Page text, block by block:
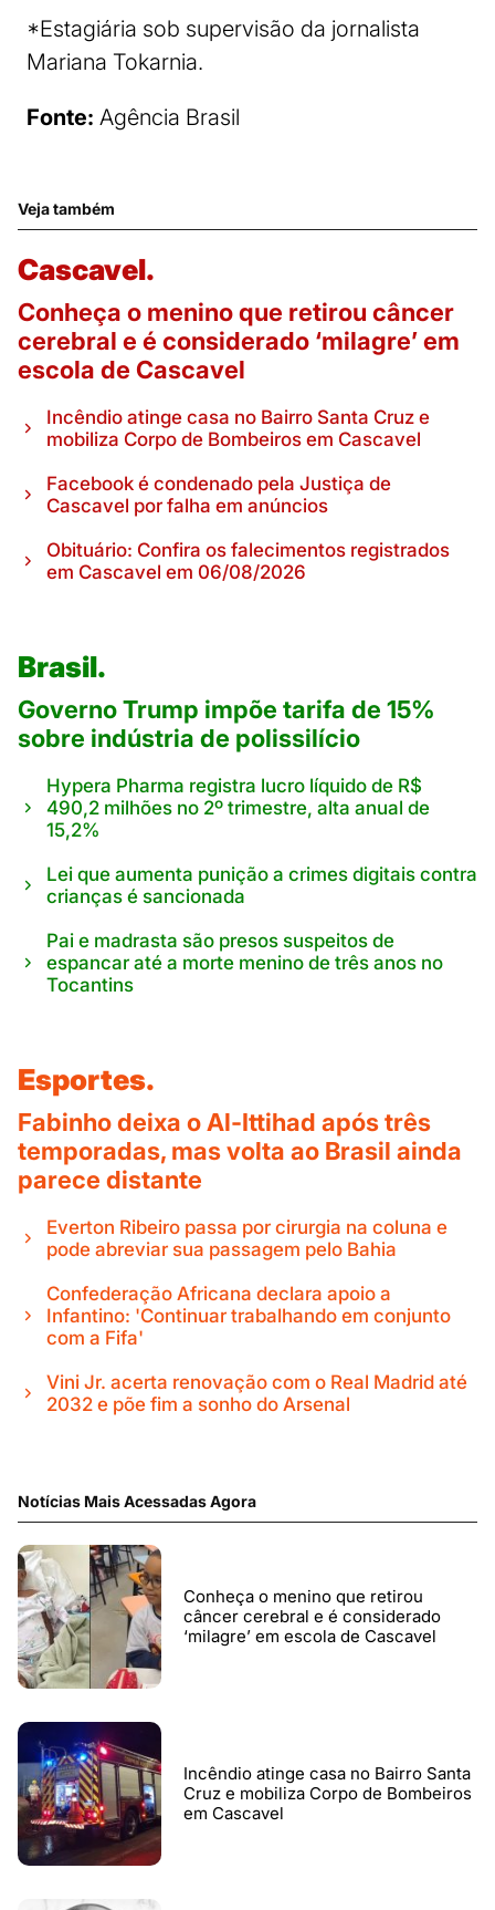
*Estagiária sob supervisão da jornalista
Mariana Tokarnia.
Fonte: Agência Brasil
Veja também
Cascavel.
Conheça o menino que retirou câncer
cerebral e é considerado ‘milagre’ em
escola de Cascavel
Incêndio atinge casa no Bairro Santa Cruz e
mobiliza Corpo de Bombeiros em Cascavel
Facebook é condenado pela Justiça de
Cascavel por falha em anúncios
Obituário: Confira os falecimentos registrados
em Cascavel em 06/08/2026
Brasil.
Governo Trump impõe tarifa de 15%
sobre indústria de polissilício
Hypera Pharma registra lucro líquido de R$
490,2 milhões no 2º trimestre, alta anual de
15,2%
Lei que aumenta punição a crimes digitais contra
crianças é sancionada
Pai e madrasta são presos suspeitos de
espancar até a morte menino de três anos no
Tocantins
Esportes.
Fabinho deixa o Al-Ittihad após três
temporadas, mas volta ao Brasil ainda
parece distante
Everton Ribeiro passa por cirurgia na coluna e
pode abreviar sua passagem pelo Bahia
Confederação Africana declara apoio a
Infantino: 'Continuar trabalhando em conjunto
com a Fifa'
Vini Jr. acerta renovação com o Real Madrid até
2032 e põe fim a sonho do Arsenal
Notícias Mais Acessadas Agora
Conheça o menino que retirou
câncer cerebral e é considerado
‘milagre’ em escola de Cascavel
Incêndio atinge casa no Bairro Santa
Cruz e mobiliza Corpo de Bombeiros
em Cascavel